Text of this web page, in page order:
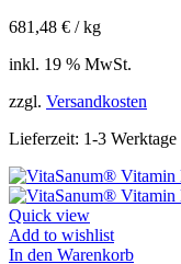
681,48 € /kg
inkl. 19 % MwSt.
zzgl. Versandkosten
Lieferzeit: 1-3 Werktage
Quick view
Add to wishlist
In den Warenkorb